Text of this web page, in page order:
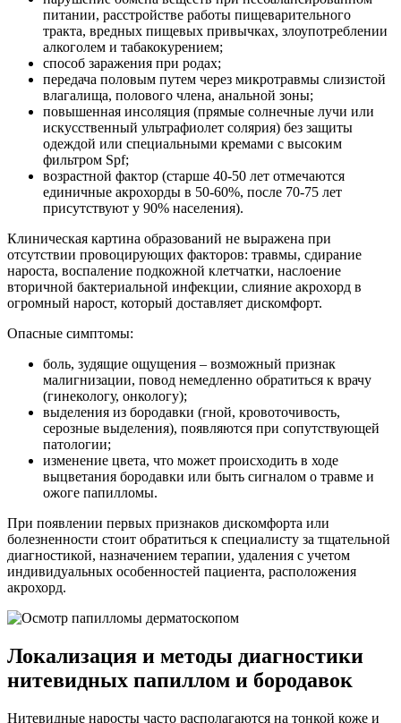
питании, расстройстве работы пищеварительного
тракта, вредных пищевых привычках, злоупотреблении
алкоголем и табакокурением;
способ заражения при родах;
передача половым путем через микротравмы слизистой
влагалища, полового члена, анальной зоны;
повышенная инсоляция (прямые солнечные лучи или
искусственный ультрафиолет солярия) без защиты
одеждой или специальными кремами с высоким
фильтром Spf;
возрастной фактор (старше 40-50 лет отмечаются
единичные акрохорды в 50-60%, после 70-75 лет
присутствуют у 90% населения).
Клиническая картина образований не выражена при
отсутствии провоцирующих факторов: травмы, сдирание
нароста, воспаление подкожной клетчатки, наслоение
вторичной бактериальной инфекции, слияние акрохорд в
огромный нарост, который доставляет дискомфорт.
Опасные симптомы:
боль, зудящие ощущения – возможный признак
малигнизации, повод немедленно обратиться к врачу
(гинекологу, онкологу);
выделения из бородавки (гной, кровоточивость,
серозные выделения), появляются при сопутствующей
патологии;
изменение цвета, что может происходить в ходе
выцветания бородавки или быть сигналом о травме и
ожоге папилломы.
При появлении первых признаков дискомфорта или
болезненности стоит обратиться к специалисту за тщательной
диагностикой, назначением терапии, удаления с учетом
индивидуальных особенностей пациента, расположения
акрохорд.
Локализация и методы диагностики
нитевидных папиллом и бородавок
Нитевидные наросты часто располагаются на тонкой коже и